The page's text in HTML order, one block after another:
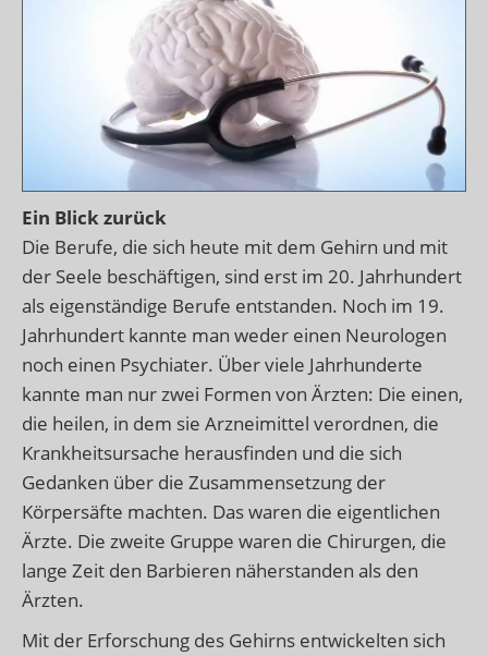
Ein Blick zurück
Die Berufe, die sich heute mit dem Gehirn und mit
der Seele beschäftigen, sind erst im 20. Jahrhundert
als eigenständige Berufe entstanden. Noch im 19.
Jahrhundert kannte man weder einen Neurologen
noch einen Psychiater. Über viele Jahrhunderte
kannte man nur zwei Formen von Ärzten: Die einen,
die heilen, in dem sie Arzneimittel verordnen, die
Krankheitsursache herausfinden und die sich
Gedanken über die Zusammensetzung der
Körpersäfte machten. Das waren die eigentlichen
Ärzte. Die zweite Gruppe waren die Chirurgen, die
lange Zeit den Barbieren näherstanden als den
Ärzten.
Mit der Erforschung des Gehirns entwickelten sich